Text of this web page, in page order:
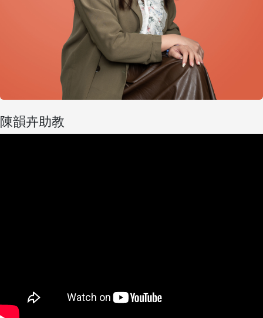
陳韻卉助教